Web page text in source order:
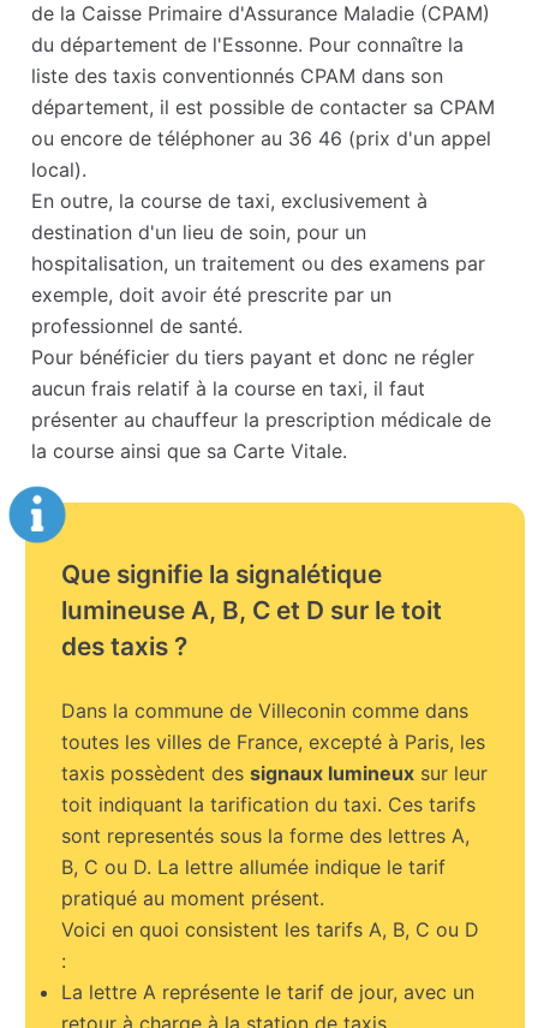
de la Caisse Primaire d'Assurance Maladie (CPAM)
du département de l'Essonne. Pour connaître la
liste des taxis conventionnés CPAM dans son
département, il est possible de contacter sa CPAM
ou encore de téléphoner au 36 46 (prix d'un appel
local).
En outre, la course de taxi, exclusivement à
destination d'un lieu de soin, pour un
hospitalisation, un traitement ou des examens par
exemple, doit avoir été prescrite par un
professionnel de santé.
Pour bénéficier du tiers payant et donc ne régler
aucun frais relatif à la course en taxi, il faut
présenter au chauffeur la prescription médicale de
la course ainsi que sa Carte Vitale.
Que signifie la signalétique
lumineuse A, B, C et D sur le toit
des taxis ?
Dans la commune de Villeconin comme dans
toutes les villes de France, excepté à Paris, les
taxis possèdent dessignaux lumineux sur leur
toit indiquant la tarification du taxi. Ces tarifs
sont representés sous la forme des lettres A,
B, C ou D. La lettre allumée indique le tarif
pratiqué au moment présent.
Voici en quoi consistent les tarifs A, B, C ou D
:
La lettre A représente le tarif de jour, avec un